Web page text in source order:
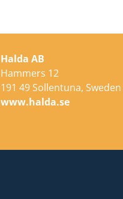
Halda AB
Hammers 12
191 49 Sollentuna, Sweden
www.halda.se